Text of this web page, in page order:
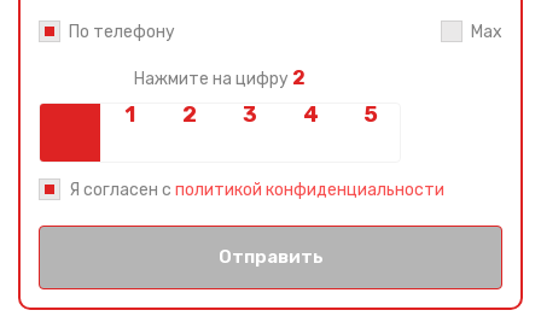
По телефону Max
Нажмите на цифру 2
Я согласен с политикой конфиденциальности
Отправить